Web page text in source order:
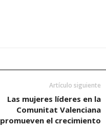
Artículo siguiente
Las mujeres líderes en la
Comunitat Valenciana
promueven el crecimiento